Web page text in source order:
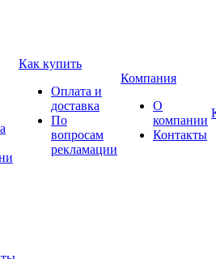
Как купить
Оплата и
доставка
По
вопросам
рекламации
Компания
О
компании
Контакты